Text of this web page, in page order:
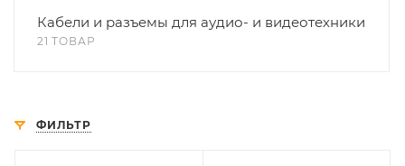
Кабели и разъемы для аудио- и видеотехники
21 ТОВАР
ФИЛЬТР